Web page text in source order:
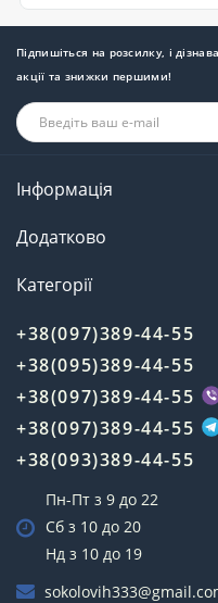
Підпишіться на розсилку, і
акції та знижки першими!
Інформація
Додатково
Категорії
+38(097)389-44-55
+38(095)389-44-55
+38(097)389-44-55
+38(097)389-44-55
+38(093)389-44-55
Пн-Пт з 9 до 22
Сб з 10 до 20
Нд з 10 до 19